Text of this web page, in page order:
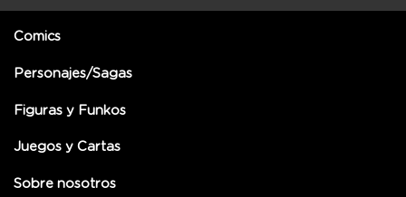
Comics
Personajes/Sagas
Figuras y Funkos
Juegos y Cartas
Sobre nosotros